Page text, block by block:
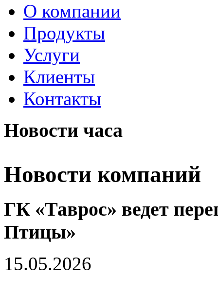
О компании
Продукты
Услуги
Клиенты
Контакты
Новости часа
Новости компаний
ГК «Таврос» ведет
Птицы»
15.05.2026